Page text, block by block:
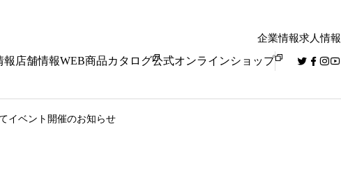
企業情報求人情報
報 店舗情報WEB商品カタログ公式オンラインショップ
イベント開催のお知らせ